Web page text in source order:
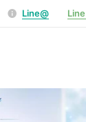
Line@